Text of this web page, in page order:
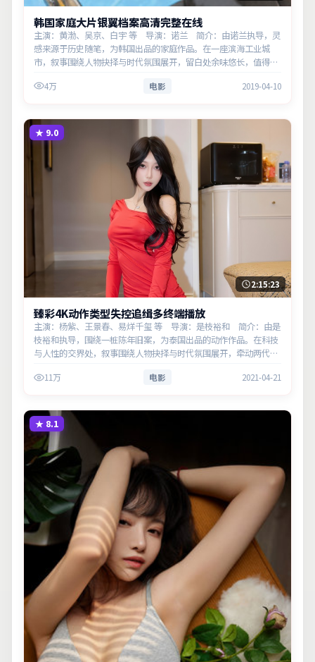
韩国家庭大片银翼档案高清完整在线
主演：黄渤、吴京、白宇 等 导演：诺兰 简介：由诺兰执导，灵
感来源于历史随笔，为韩国出品的家庭作品。在一座滨海工业城
市，叙事围绕人物抉择与时代氛围展开，留白处余味悠长，值得细
4万 电影 2019-04-10
★ 9.0
2:15:23
臻彩4K动作类型失控追缉多终端播放
主演：杨紫、王景春、易烊千玺 等 导演：是枝裕和 简介：由是
枝裕和执导，围绕一桩陈年旧案，为泰国出品的动作作品。在科技
与人性的交界处，叙事围绕人物抉择与时代氛围展开，牵动两代人
意义。
11万 电影 2021-04-21
★ 8.1